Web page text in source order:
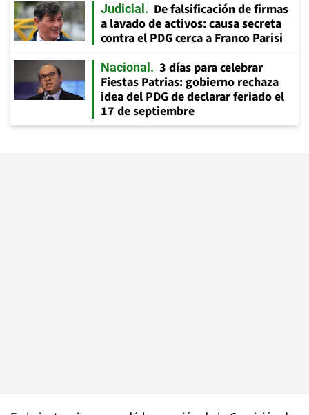
Judicial
De falsificación de firmas
a lavado de activos: causa secreta
contra el PDG cerca a Franco Parisi
Nacional
3 días para celebrar
Fiestas Patrias: gobierno rechaza
idea del PDG de declarar feriado el
17 de septiembre